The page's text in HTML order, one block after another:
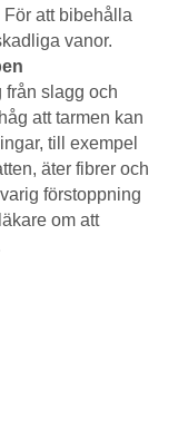
att bibehålla
vanor.
från slagg och
att tarmen kan
till exempel
äter fibrer och
förstoppning
om att